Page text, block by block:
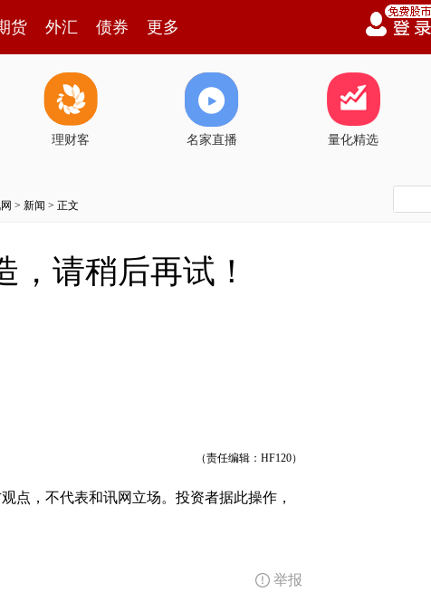
货 外汇 债券 更多
理财客 名家直播 量化精选
> 新闻 > 正文
，请稍后再试！
（责任编辑：HF120）
点，不代表和讯网立场。投资者据此操作，
举报